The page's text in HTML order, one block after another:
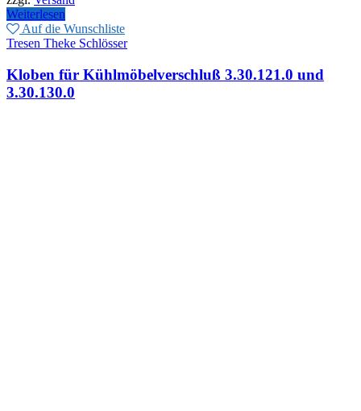
Weiterlesen
Auf die Wunschliste
Tresen Theke Schlösser
Kloben für Kühlmöbelverschluß 3.30.121.0 und
3.30.130.0